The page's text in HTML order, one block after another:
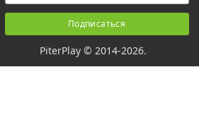
PiterPlay © 2014-2026.